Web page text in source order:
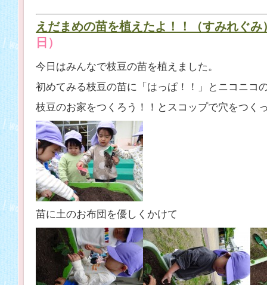
えだまめの苗を植えたよ！！（すみれぐみ
日）
今日はみんなで枝豆の苗を植えました。
初めてみる枝豆の苗に「はっぱ！！」とニコニコ
枝豆のお家をつくろう！！とスコップで穴をつく
苗に土のお布団を優しくかけて